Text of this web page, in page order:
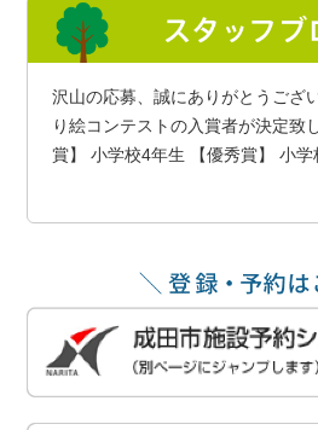
沢山の応募、誠にありがとうござ
り絵コンテストの入賞者が決定致
賞】 小学校4年生 【優秀賞】 小